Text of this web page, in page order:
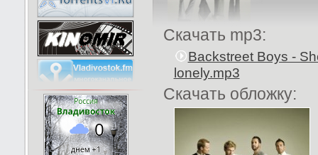
Скачать mp3:
Backstreet Boys -
lonely.mp3
Скачать обложку: